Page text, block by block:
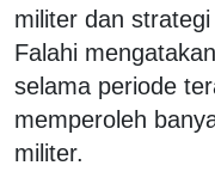
militer dan
Falahi
selama periode
memperoleh
militer.